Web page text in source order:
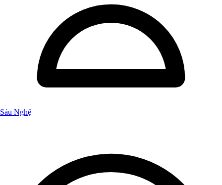
Sáu Nghệ